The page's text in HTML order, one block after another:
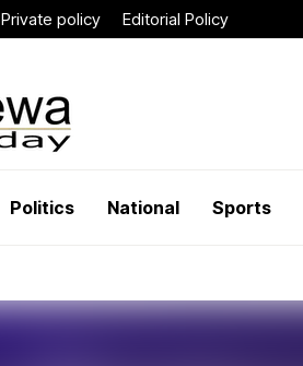
Private policy Editorial Policy
Politics National Sports